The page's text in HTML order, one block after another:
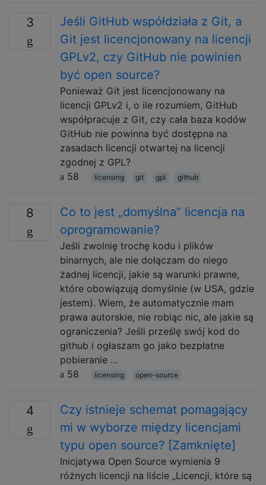
3
Jeśli GitHub współdziała z Git, a
Git jest licencjonowany na licencji
GPLv2, czy GitHub nie powinien
być open source?
Ponieważ Git jest licencjonowany na
licencji GPLv2 i, o ile rozumiem, GitHub
współpracuje z Git, czy cała baza kodów
GitHub nie powinna być dostępna na
zasadach licencji otwartej na licencji
zgodnej z GPL?
58
licensing git gpl github
8
Co to jest „domyślna” licencja na
oprogramowanie?
Jeśli zwolnię trochę kodu i plików
binarnych, ale nie dołączam do niego
żadnej licencji, jakie są warunki prawne,
które obowiązują domyślnie (w USA, gdzie
jestem). Wiem, że automatycznie mam
prawa autorskie, nie robiąc nic, ale jakie są
ograniczenia? Jeśli prześlę swój kod do
github i ogłaszam go jako bezpłatne
pobieranie …
58
licensing open-source
4
Czy istnieje schemat pomagający
mi w wyborze między licencjami
typu open source? [Zamknięte]
Inicjatywa Open Source wymienia 9
różnych licencji na liście „Licencji, które są